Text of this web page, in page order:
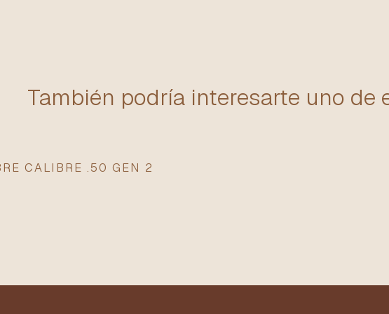
También podría interesarte uno de
CALIBRE .50 GEN 2